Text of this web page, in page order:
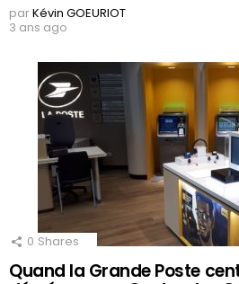
parKévin GOEURIOT
3 ans ago
0 Shares
Quand la Grande Poste